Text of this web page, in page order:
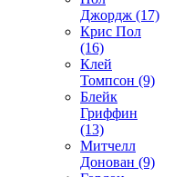
Джордж (17)
Крис Пол
(16)
Клей
Томпсон (9)
Блейк
Гриффин
(13)
Митчелл
Донован (9)